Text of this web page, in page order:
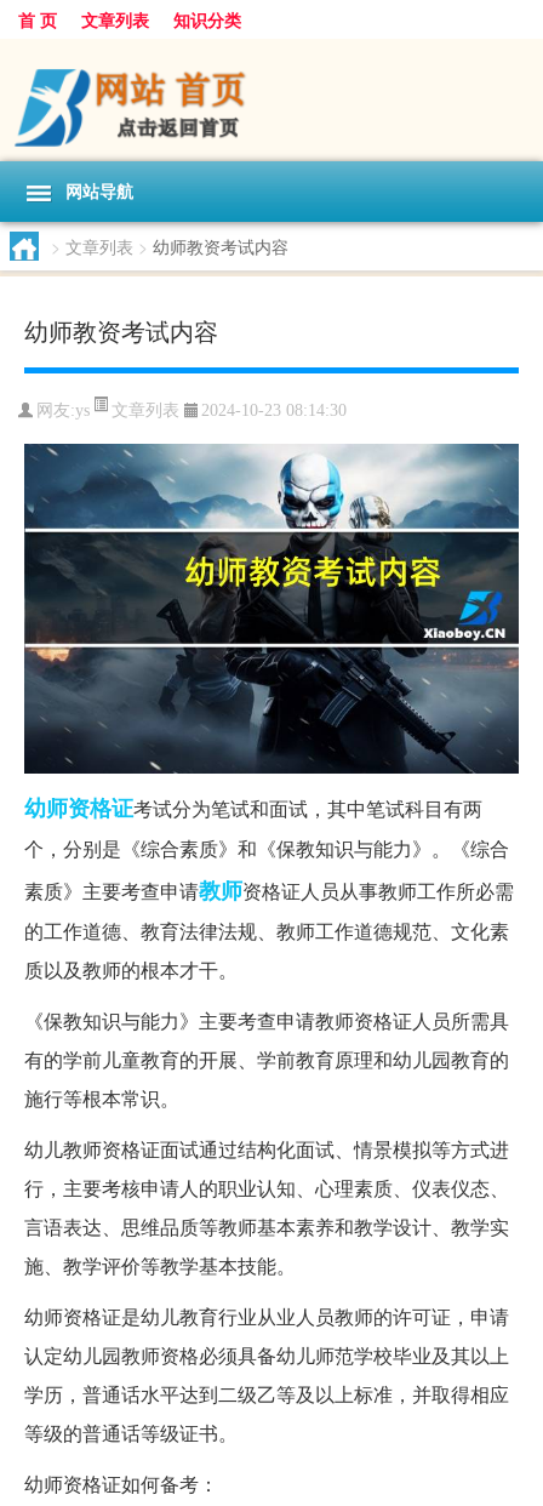
首 页 文章列表 知识分类
网站导航
> 文章列表 > 幼师教资考试内容
幼师教资考试内容
网友:ys 文章列表 2024-10-23 08:14:30
幼师资格证考试分为笔试和面试，其中笔试科目有两
个，分别是《综合素质》和《保教知识与能力》。《综合
素质》主要考查申请教师资格证人员从事教师工作所必需
的工作道德、教育法律法规、教师工作道德规范、文化素
质以及教师的根本才干。
《保教知识与能力》主要考查申请教师资格证人员所需具
有的学前儿童教育的开展、学前教育原理和幼儿园教育的
施行等根本常识。
幼儿教师资格证面试通过结构化面试、情景模拟等方式进
行，主要考核申请人的职业认知、心理素质、仪表仪态、
言语表达、思维品质等教师基本素养和教学设计、教学实
施、教学评价等教学基本技能。
幼师资格证是幼儿教育行业从业人员教师的许可证，申请
认定幼儿园教师资格必须具备幼儿师范学校毕业及其以上
学历，普通话水平达到二级乙等及以上标准，并取得相应
等级的普通话等级证书。
幼师资格证如何备考：